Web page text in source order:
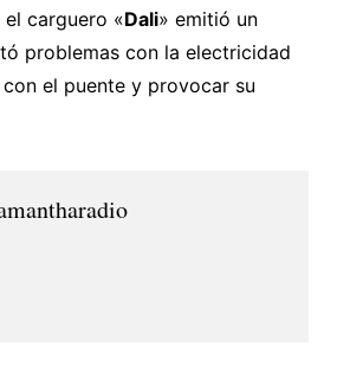
carguero «Dali» emitió un
problemas con la electricidad
el puente y provocar su